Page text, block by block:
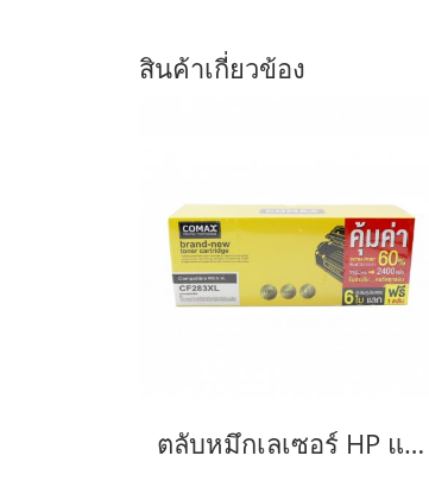
สินค้าเกี่ยวข้อง
ตลับหมึกเลเซอร์ HP และ Canon รุ่น CF283A JUMBO